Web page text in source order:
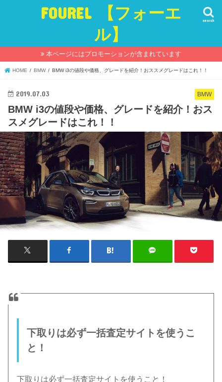
FOUREL 【フォーエ
ル】
search
本ページにはプロモーションが含まれています
HOME BMW BMW i3の値段や価格、グレードを紹介！おススメグレードはこれ！！
BMW
2019.07.03
BMW i3の値段や価格、グレードを紹介！おス
スメグレードはこれ！！
下取りは必ず一括査定サイトを使うこ
と！
下取りは必ず一括査定サイトを使うこと！